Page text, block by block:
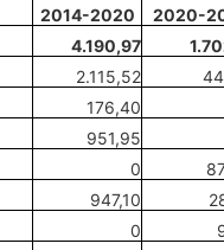
2014-2020 2020-
4.190,97
2.115,52
176,40
951,95
0
947,10
0